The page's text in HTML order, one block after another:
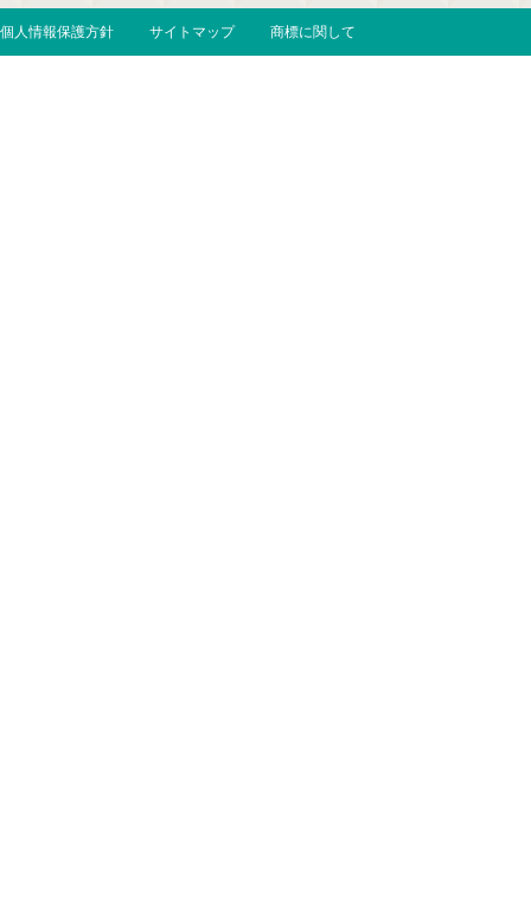
個人情報保護方針 サイトマップ 商標に関して